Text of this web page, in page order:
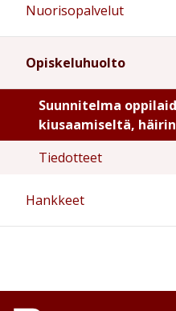
Nuorisopalvelut
Opiskeluhuolto
Suunnitelma
kiusaamiseltä,
Tiedotteet
Hankkeet